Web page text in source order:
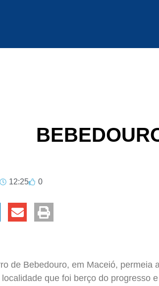
12:25 0
de Bebedouro, em Maceió, permeia
que foi berço do progresso